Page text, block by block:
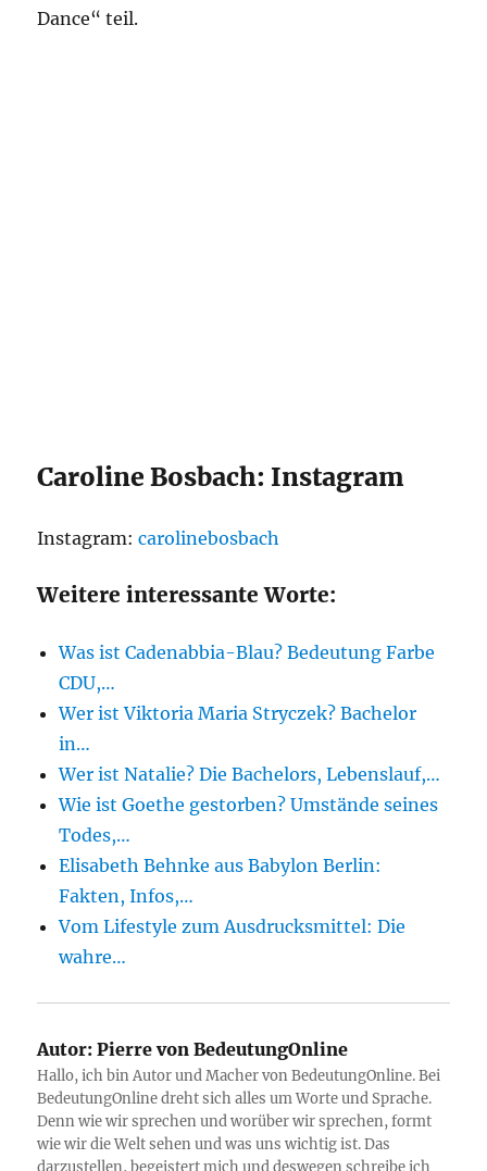
Dance“ teil.
Caroline Bosbach: Instagram
Instagram:carolinebosbach
Weitere interessante Worte:
Was ist Cadenabbia-Blau? Bedeutung Farbe
CDU,…
Wer ist Viktoria Maria Stryczek? Bachelor
in…
Wer ist Natalie? Die Bachelors, Lebenslauf,…
Wie ist Goethe gestorben? Umstände seines
Todes,…
Elisabeth Behnke aus Babylon Berlin:
Fakten, Infos,…
Vom Lifestyle zum Ausdrucksmittel: Die
wahre…
Autor: Pierre von BedeutungOnline
Hallo, ich bin Autor und Macher von BedeutungOnline. Bei
BedeutungOnline dreht sich alles um Worte und Sprache.
Denn wie wir sprechen und worüber wir sprechen, formt
wie wir die Welt sehen und was uns wichtig ist. Das
darzustellen, begeistert mich und deswegen schreibe ich